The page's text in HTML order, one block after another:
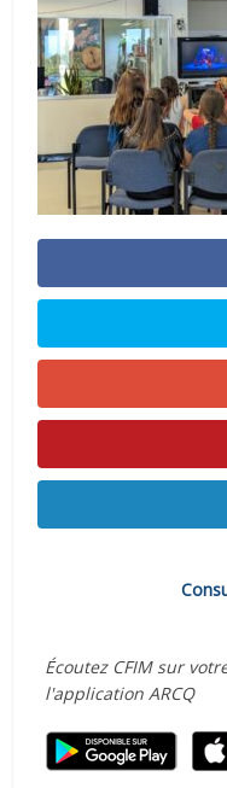
Écoutez CFIM sur
l'application ARCQ